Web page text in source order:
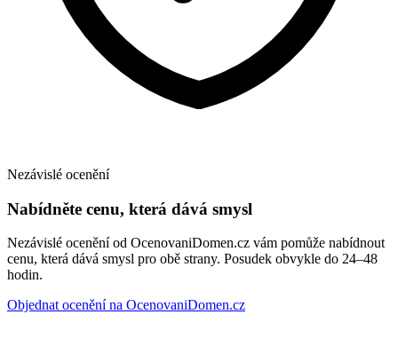
Nezávislé ocenění
Nabídněte cenu, která dává smysl
Nezávislé ocenění od OcenovaniDomen.cz vám pomůže nabídnout
cenu, která dává smysl pro obě strany. Posudek obvykle do 24–48
hodin.
Objednat ocenění na OcenovaniDomen.cz